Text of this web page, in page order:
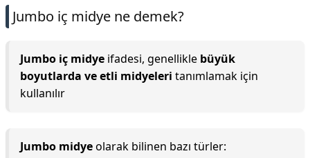
Jumbo iç midye ne demek?
Jumbo iç midye ifadesi, genellikle büyük
boyutlarda ve etli midyeleri tanımlamak için
kullanılır
Jumbo midyeolarak bilinen bazı türler: